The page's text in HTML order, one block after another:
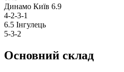
Динамо Київ 6.9
4-2-3-1
6.5 Інгулець
5-3-2
Основний склад